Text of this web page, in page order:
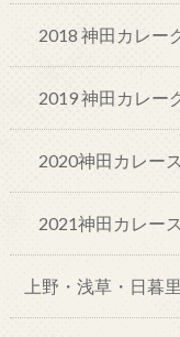
2018 神田カレー
2019 神田カレー
2020神田カレー
2021神田カレー
上野・浅草・日暮里